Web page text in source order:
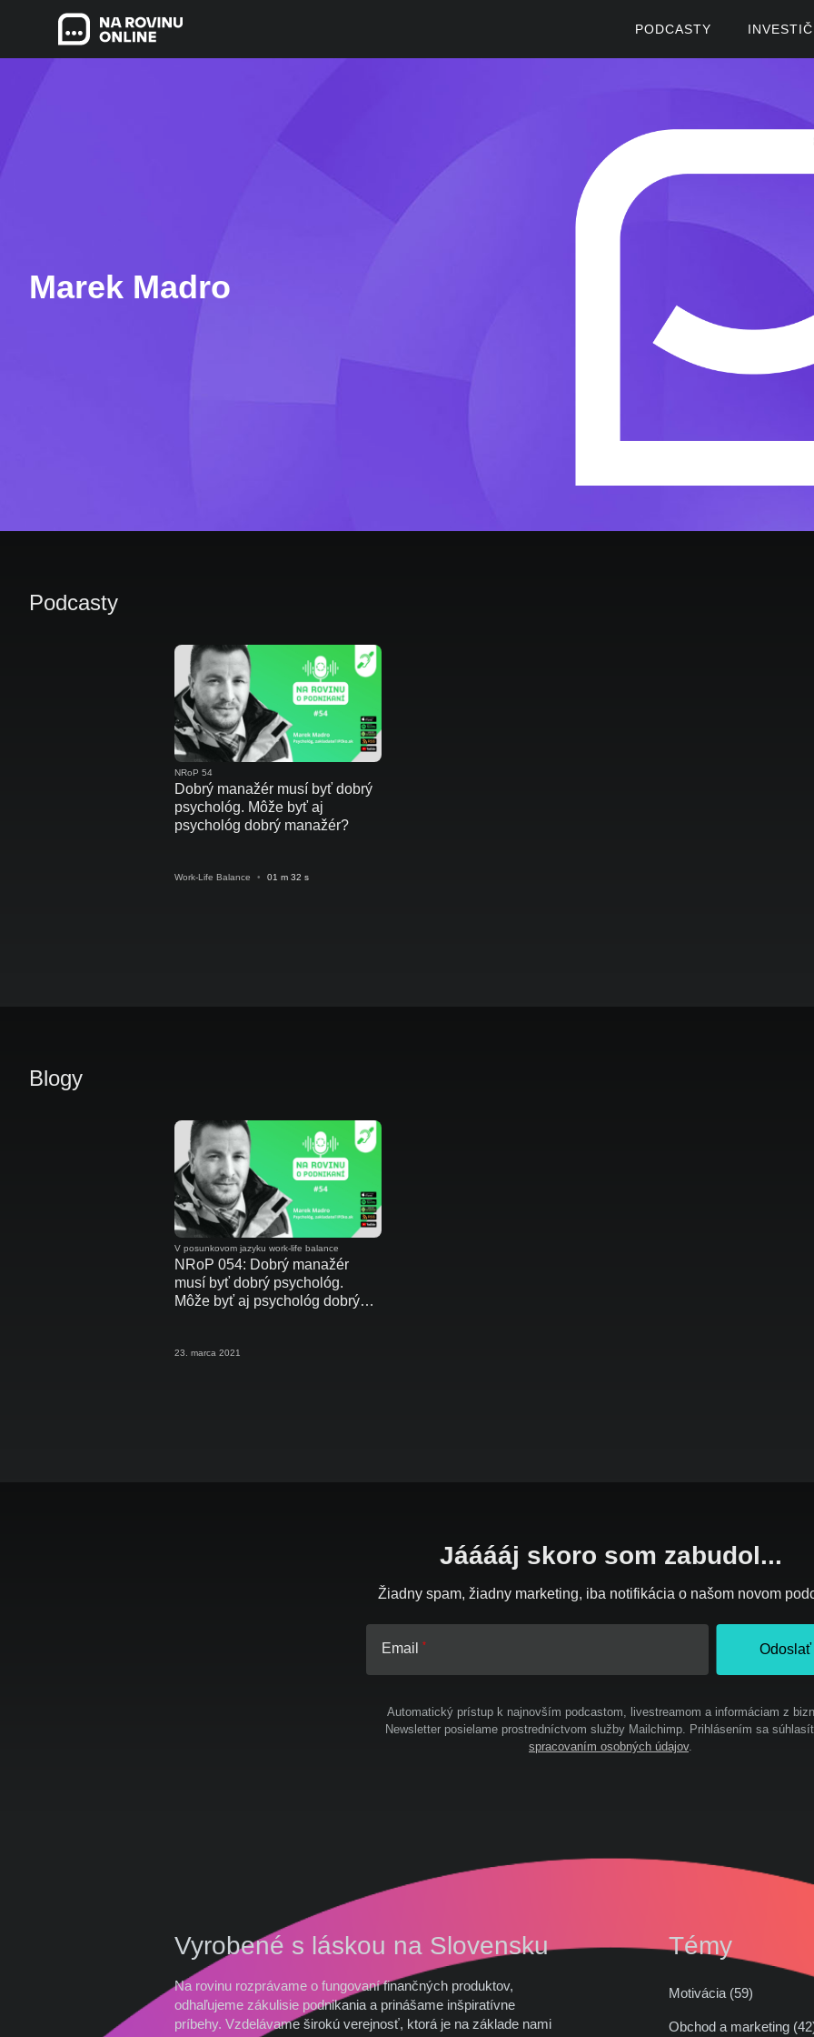
PODCASTY
Marek Madro
Podcasty
NRoP 54
Dobrý manažér musí byť dobrý
psychológ. Môže byť aj
psychológ dobrý manažér?
Work-Life Balance • 01 m 32 s
Blogy
V posunkovom jazyku work-life balance
NRoP 054: Dobrý manažér
musí byť dobrý psychológ.
Môže byť aj psychológ dobrý
23. marca 2021
Jááááj skoro som zabudol...
Žiadny spam, žiadny marketing, iba notifikácia o našom novom
Email Odoslať
Automatický prístup k najnovším podcastom, livestreamom a informáciam z
Newsletter posielame prostredníctvom služby Mailchimp. Prihlásením sa
spracovaním osobných údajov.
Vyrobené s láskou na Slovensku
Na rovinu rozprávame o fungovaní finančných produktov,
odhaľujeme zákulisie podnikania a prinášame inšpiratívne
príbehy. Vzdelávame širokú verejnosť, ktorá je na základe nami
Témy
Motivácia (59)
Obchod a